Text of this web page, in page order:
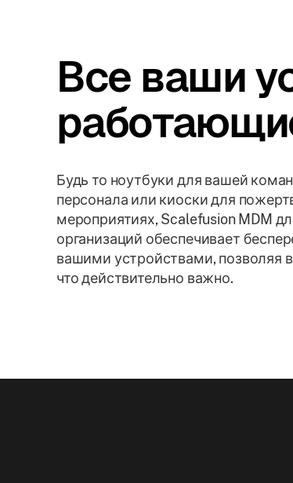
Все ваши
Будь то ноутбуки для вашей
персонала или киоски для
мероприятиях, Scalefusion MDM
организаций обеспечивает
вашими устройствами, позволяя
что действительно важно.